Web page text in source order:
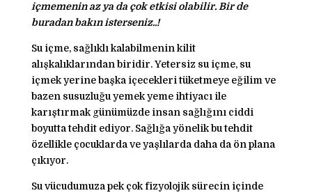
içmemenin az ya da çok etkisi olabilir. Bir de
buradan bakın isterseniz..!
Su içme, sağlıklı kalabilmenin kilit
alışkalıklarından biridir. Yetersiz su içme, su
içmek yerine başka içecekleri tüketmeye eğilim ve
bazen susuzluğu yemek yeme ihtiyacı ile
karıştırmak günümüzde insan sağlığını ciddi
boyutta tehdit ediyor. Sağlığa yönelik bu tehdit
özellikle çocuklarda ve yaşlılarda daha da ön plana
çıkıyor.
Su vücudumuza pek çok fizyolojik sürecin içinde